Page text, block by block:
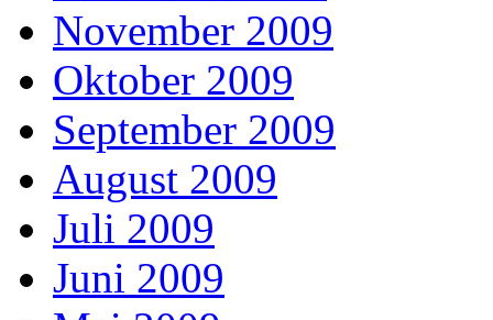
November 2009
Oktober 2009
September 2009
August 2009
Juli 2009
Juni 2009